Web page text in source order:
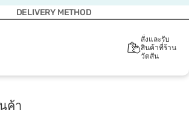
DELIVERY METHOD
สั่งและรับ
สินค้าที่ร้าน
วัตสัน
ค้า